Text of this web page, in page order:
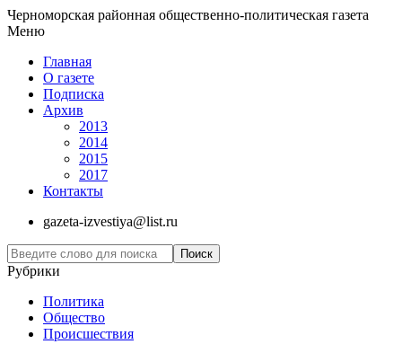
Черноморская районная общественно-политическая газета
Меню
Главная
О газете
Подписка
Архив
2013
2014
2015
2017
Контакты
gazeta-izvestiya@list.ru
Рубрики
Политика
Общество
Проиcшествия